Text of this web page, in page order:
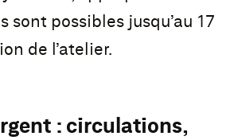
sont possibles jusqu’au 17
de l’atelier.
: circulations,